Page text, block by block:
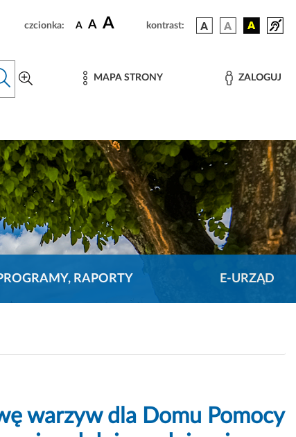
czcionka: A A A kontrast:
MAPA STRONY ZALOGUJ
RAPORTY E-URZĄD
warzyw dla Domu Pomocy